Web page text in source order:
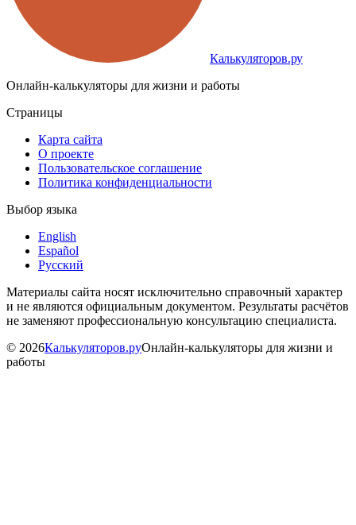
Калькуляторов.ру
Онлайн-калькуляторы для жизни и работы
Страницы
Карта сайта
О проекте
Пользовательское соглашение
Политика конфиденциальности
Выбор языка
English
Español
Русский
Материалы сайта носят исключительно справочный характер
и не являются официальным документом. Результаты расчётов
не заменяют профессиональную консультацию специалиста.
© 2026Калькуляторов.руОнлайн-калькуляторы для жизни и
работы